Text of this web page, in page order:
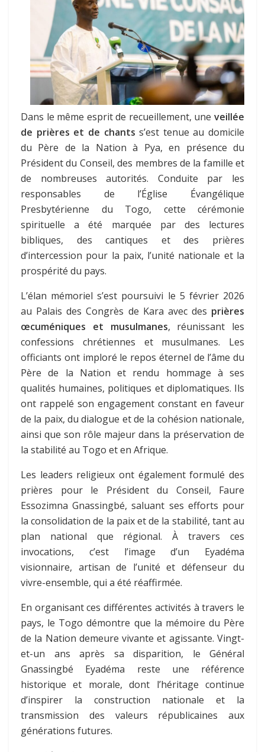
Dans le même esprit de recueillement, une veillée
de prières et de chants s’est tenue au domicile
du Père de la Nation à Pya, en présence du
Président du Conseil, des membres de la famille et
de nombreuses autorités. Conduite par les
responsables de l’Église Évangélique
Presbytérienne du Togo, cette cérémonie
spirituelle a été marquée par des lectures
bibliques, des cantiques et des prières
d’intercession pour la paix, l’unité nationale et la
prospérité du pays.
L’élan mémoriel s’est poursuivi le 5 février 2026
au Palais des Congrès de Kara avec des prières
œcuméniques et musulmanes, réunissant les
confessions chrétiennes et musulmanes. Les
officiants ont imploré le repos éternel de l’âme du
Père de la Nation et rendu hommage à ses
qualités humaines, politiques et diplomatiques. Ils
ont rappelé son engagement constant en faveur
de la paix, du dialogue et de la cohésion nationale,
ainsi que son rôle majeur dans la préservation de
la stabilité au Togo et en Afrique.
Les leaders religieux ont également formulé des
prières pour le Président du Conseil, Faure
Essozimna Gnassingbé, saluant ses efforts pour
la consolidation de la paix et de la stabilité, tant au
plan national que régional. À travers ces
invocations, c’est l’image d’un Eyadéma
visionnaire, artisan de l’unité et défenseur du
vivre-ensemble, qui a été réaffirmée.
En organisant ces différentes activités à travers le
pays, le Togo démontre que la mémoire du Père
de la Nation demeure vivante et agissante. Vingt-
et-un ans après sa disparition, le Général
Gnassingbé Eyadéma reste une référence
historique et morale, dont l’héritage continue
d’inspirer la construction nationale et la
transmission des valeurs républicaines aux
générations futures.